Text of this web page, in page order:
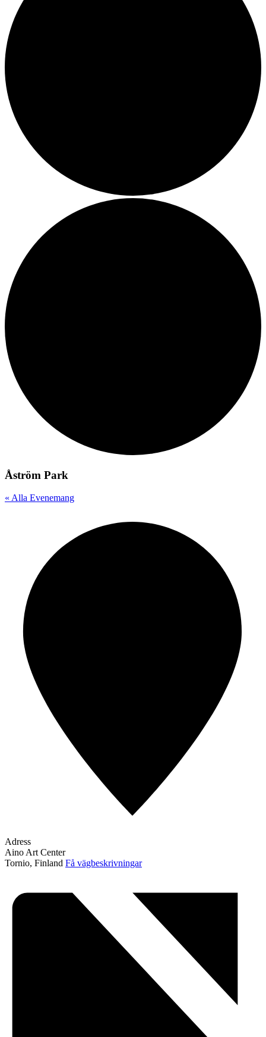
Åström Park
« Alla Evenemang
Adress
Aino Art Center
Tornio, Finland Få vägbeskrivningar